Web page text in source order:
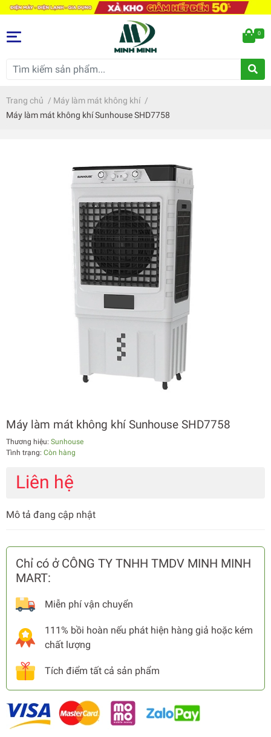
0
Trang chủ / Máy làm mát không khí /
Máy làm mát không khí Sunhouse SHD7758
Máy làm mát không khí Sunhouse SHD7758
Thương hiệu: Sunhouse
Tình trạng: Còn hàng
Liên hệ
Mô tả đang cập nhật
Chỉ có ở CÔNG TY TNHH TMDV MINH MINH
MART:
Miễn phí vận chuyển
111% bồi hoàn nếu phát hiện hàng giả hoặc kém
chất lượng
Tích điểm tất cả sản phẩm